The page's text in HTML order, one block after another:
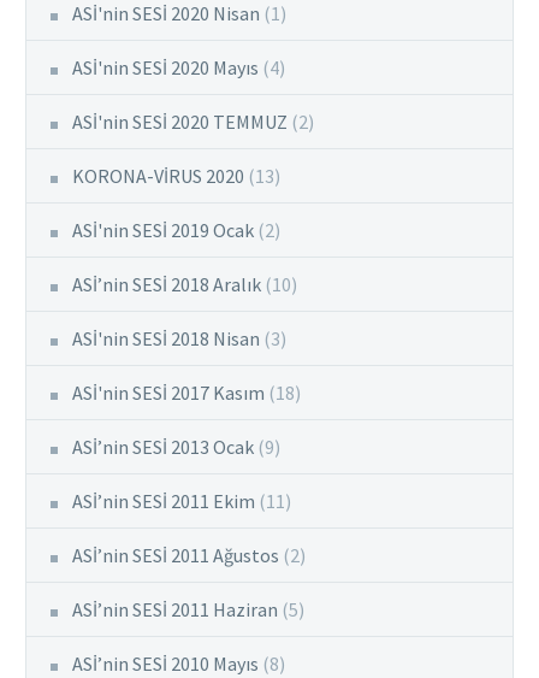
ASİ'nin SESİ 2020 Nisan (1)
ASİ'nin SESİ 2020 Mayıs (4)
ASİ'nin SESİ 2020 TEMMUZ (2)
KORONA-VİRUS 2020 (13)
ASİ'nin SESİ 2019 Ocak (2)
ASİ’nin SESİ 2018 Aralık (10)
ASİ'nin SESİ 2018 Nisan (3)
ASİ'nin SESİ 2017 Kasım (18)
ASİ’nin SESİ 2013 Ocak (9)
ASİ’nin SESİ 2011 Ekim (11)
ASİ’nin SESİ 2011 Ağustos (2)
ASİ’nin SESİ 2011 Haziran (5)
ASİ’nin SESİ 2010 Mayıs (8)